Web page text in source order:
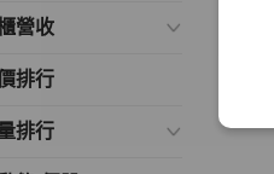
營收
排行
排行